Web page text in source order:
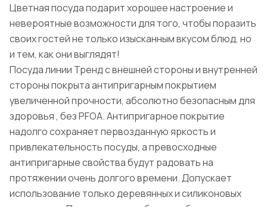
Цветная посуда подарит хорошее настроение и
невероятные возможности для того, чтобы поразить
своих гостей не только изысканным вкусом блюд, но
и тем, как они выглядят!
Посуда линии Тренд с внешней стороны и внутренней
стороны покрыта антипригарным покрытием
увеличенной прочности, абсолютно безопасным для
здоровья , без PFOA. Антипригарное покрытие
надолго сохраняет первозданную яркость и
привлекательность посуды, а превосходные
антипригарные свойства будут радовать на
протяжении очень долгого времени. Допускает
использование только деревянных и силиконовых